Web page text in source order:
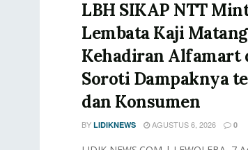
LBH SIKAP NTT
Lembata Kaji
Kehadiran Alfamart
Soroti Dampaknya
dan Konsumen
BY LIDIKNEWS AGUSTUS 6, 2026 0